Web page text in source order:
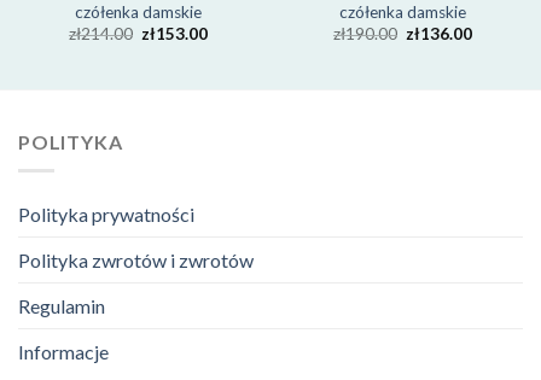
czółenka damskie
zł214.00 zł153.00
czółenka damskie
zł190.00 zł136.00
POLITYKA
Polityka prywatności
Polityka zwrotów i zwrotów
Regulamin
Informacje